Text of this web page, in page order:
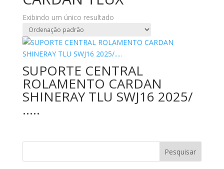
Exibindo um único resultado
SUPORTE CENTRAL
ROLAMENTO CARDAN
SHINERAY TLU SWJ16 2025/
…..
Pesquisar